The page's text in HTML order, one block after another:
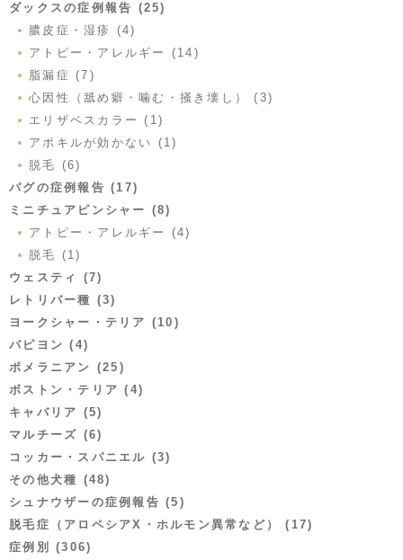
ダックスの症例報告 (25)
膿皮症・湿疹 (4)
アトピー・アレルギー (14)
脂漏症 (7)
心因性（舐め癖・噛む・掻き壊し） (3)
エリザベスカラー (1)
アポキルが効かない (1)
脱毛 (6)
パグの症例報告 (17)
ミニチュアピンシャー (8)
アトピー・アレルギー (4)
脱毛 (1)
ウェスティ (7)
レトリバー種 (3)
ヨークシャー・テリア (10)
パピヨン (4)
ポメラニアン (25)
ボストン・テリア (4)
キャバリア (5)
マルチーズ (6)
コッカー・スパニエル (3)
その他犬種 (48)
シュナウザーの症例報告 (5)
脱毛症（アロペシアX・ホルモン異常など） (17)
症例別 (306)